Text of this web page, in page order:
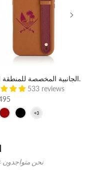
حقيبة «قطر 17» ذات الأشرطة الجانبية المخصصة للمنطقة الجوية
533 reviews
نحن متواجدون